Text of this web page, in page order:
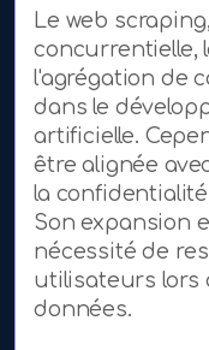
Le web
concurrentielle,
l'agrégation de
dans le
artificielle.
être alignée
la
Son expansion
nécessité de
utilisateurs lors
données.